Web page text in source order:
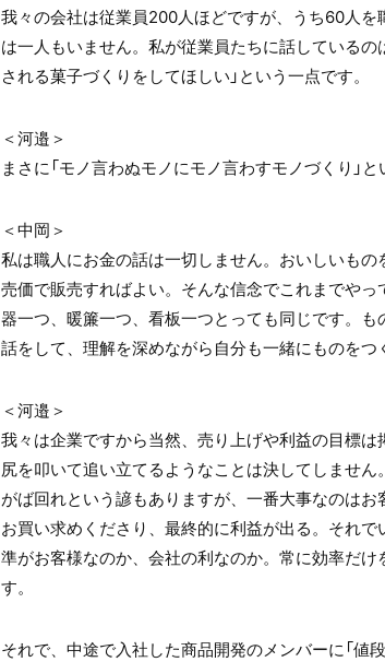
我々の会社は従業員200人ほどですが、うち60人
は一人もいません。私が従業員たちに話している
される菓子づくりをしてほしい」という一点です。
＜河邉＞
まさに「モノ言わぬモノにモノ言わすモノづくり」
＜中岡＞
私は職人にお金の話は一切しません。おいしいも
売価で販売すればよい。そんな信念でこれまでや
器一つ、暖簾一つ、看板一つとっても同じです。
話をして、理解を深めながら自分も一緒にものをつ
＜河邉＞
我々は企業ですから当然、売り上げや利益の目標
尻を叩いて追い立てるようなことは決してしませ
がば回れという諺もありますが、一番大事なのは
お買い求めくださり、最終的に利益が出る。それ
準がお客様なのか、会社の利なのか。常に効率だ
す。
それで、中途で入社した商品開発のメンバーに「